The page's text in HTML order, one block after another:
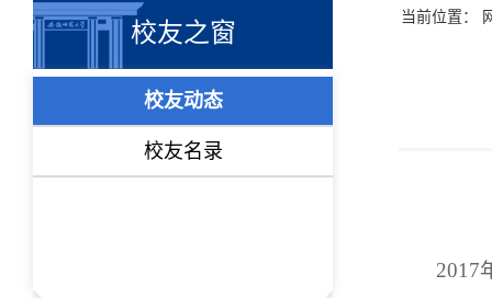
校友之窗
校友动态
校友名录
当前位置：
2017